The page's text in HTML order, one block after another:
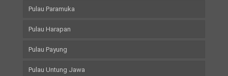
Pulau Paramuka
Pulau Harapan
Pulau Payung
Pulau Untung Jawa